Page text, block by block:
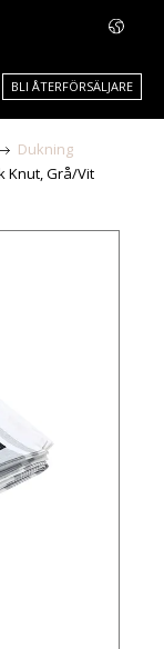
BLI ÅTERFÖRSÄLJARE
Dukning
Knut, Grå/Vit